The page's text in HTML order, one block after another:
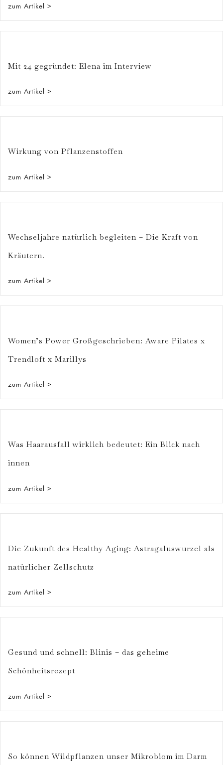
zum Artikel >
Mit 24 gegründet: Elena im Interview
zum Artikel >
Wirkung von Pflanzenstoffen
zum Artikel >
Wechseljahre natürlich begleiten – Die Kraft von
Kräutern.
zum Artikel >
Women’s Power Großgeschrieben: Aware Pilates x
Trendloft x Marillys
zum Artikel >
Was Haarausfall wirklich bedeutet: Ein Blick nach
innen
zum Artikel >
Die Zukunft des Healthy Aging: Astragaluswurzel als
natürlicher Zellschutz
zum Artikel >
Gesund und schnell: Blinis – das geheime
Schönheitsrezept
zum Artikel >
So können Wildpflanzen unser Mikrobiom im Darm